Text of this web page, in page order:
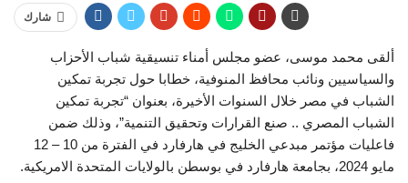
شارك
ألقى محمد موسى، عضو مجلس أمناء تنسيقية شباب الأحزاب
والسياسيين ونائب محافظ المنوفية، خطابا حول تجربة تمكين
الشباب في مصر خلال السنوات الأخيرة، بعنوان “تجربة تمكين
الشباب المصري .. صنع القرارات وتحقيق التنمية”، وذلك ضمن
فاعليات مؤتمر مبدعي الخليج في هارفارد في الفترة من 10 – 12
مايو 2024، بجامعة هارفارد في بوسطن بالولايات المتحدة الامريكية.